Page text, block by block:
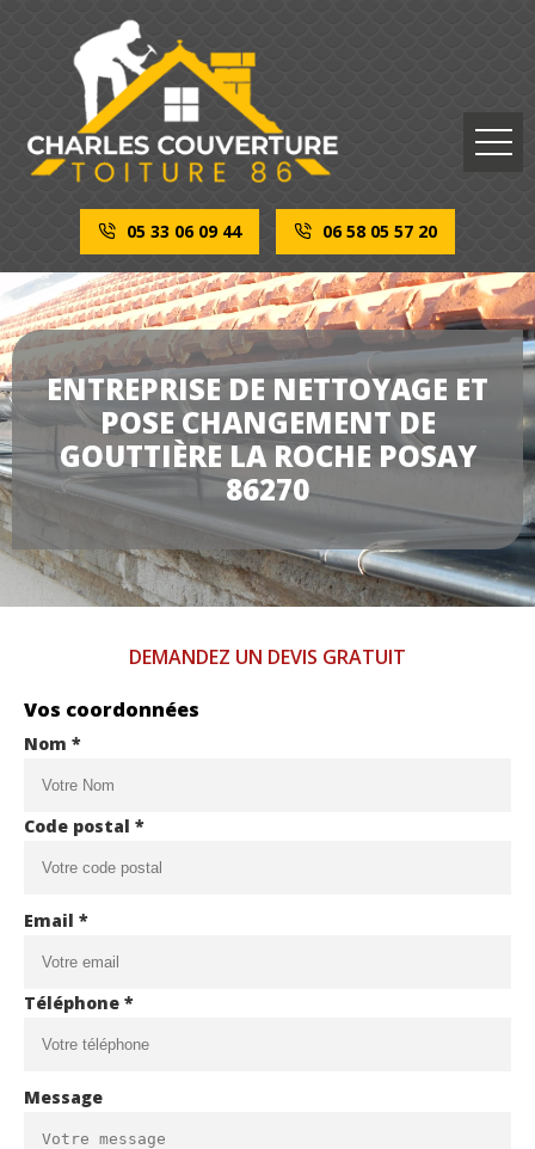
05 33 06 09 44 06 58 05 57 20
ENTREPRISE DE NETTOYAGE ET
POSE CHANGEMENT DE
GOUTTIÈRE LA ROCHE POSAY
86270
DEMANDEZ UN DEVIS GRATUIT
Vos coordonnées
Nom *
Code postal *
Email *
Téléphone *
Message